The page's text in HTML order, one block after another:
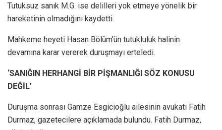
Tutuksuz sanık M.G. ise delilleri yok etmeye yönelik bir
hareketinin olmadığını kaydetti.
Mahkeme heyeti Hasan Bölüm’ün tutukluluk halinin
devamına karar vererek duruşmayı erteledi.
‘SANIĞIN HERHANGİ BİR PİŞMANLIĞI SÖZ KONUSU
DEĞİL’
Duruşma sonrası Gamze Esgicioğlu ailesinin avukatı Fatih
Durmaz, gazetecilere açıklamada bulundu. Fatih Durmaz,